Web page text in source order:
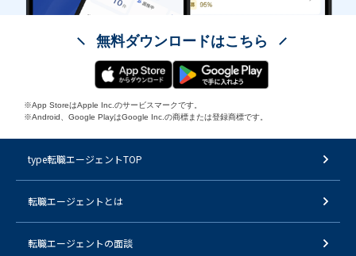
無料ダウンロードはこちら
※App StoreはApple Inc.のサービスマークです。
※Android、Google PlayはGoogle Inc.の商標または登録商標です。
type転職エージェントTOP
転職エージェントとは
転職エージェントの面談